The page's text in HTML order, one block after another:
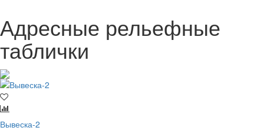
Адресные рельефные
таблички
Вывеска-2